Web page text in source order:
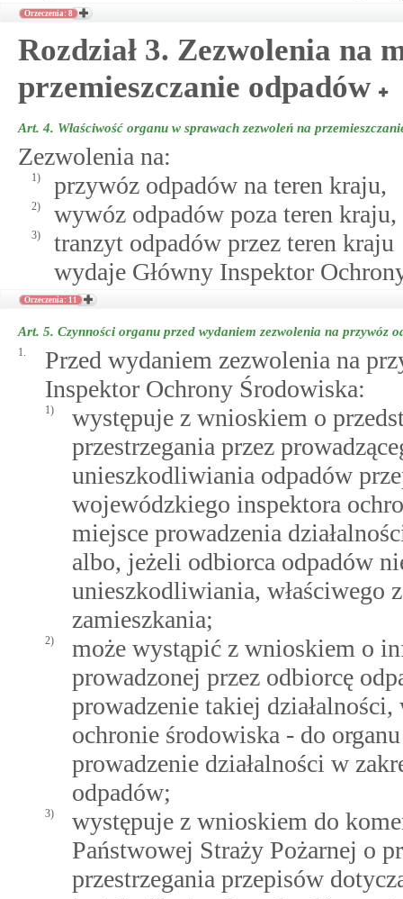
Orzeczenia: 8
Rozdział 3. Zezwolenia na
przemieszczanie odpadów
Art. 4. Właściwość organu w sprawach zezwoleń na
Zezwolenia na:
1) przywóz odpadów na teren kraju,
2) wywóz odpadów poza teren kraju,
3)
tranzyt odpadów przez teren kraju
wydaje Główny Inspektor
Orzeczenia: 11
Art. 5. Czynności organu przed wydaniem zezwolenia na przywóz
1.
Przed wydaniem zezwolenia na
Inspektor Ochrony Środowiska:
1)
występuje z wnioskiem o
przestrzegania przez
unieszkodliwiania odpadów
wojewódzkiego inspektora
miejsce prowadzenia
albo, jeżeli odbiorca odpadów
unieszkodliwiania, właściwego
zamieszkania;
2)
może wystąpić z wnioskiem o
prowadzonej przez odbiorcę
prowadzenie takiej
ochronie środowiska - do
prowadzenie działalności w
odpadów;
3)
występuje z wnioskiem do
Państwowej Straży Pożarnej o
przestrzegania przepisów